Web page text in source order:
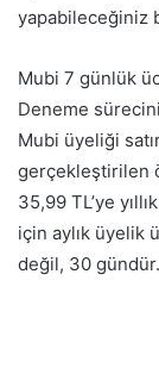
yapabileceğiniz
Mubi 7 günlük
Deneme
Mubi üyeliği
gerçekleştirilen
35,99 TL’ye
için aylık üyelik
değil, 30 gündür.